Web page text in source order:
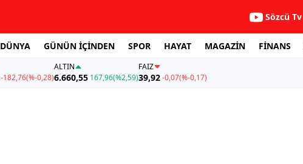
Sözcü Tv
DÜNYA GÜNÜN İÇİNDEN SPOR HAYAT MAGAZİN FİNANS
-182,76(%-0,28)
ALTIN
6.660,55 167,96(%2,59)
FAİZ
39,92-0,07(%-0,17)